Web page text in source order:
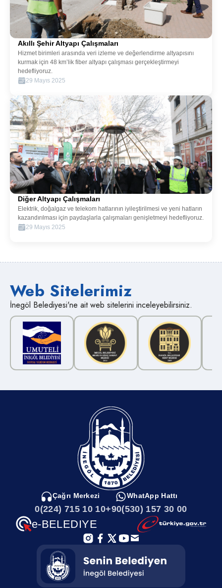
Akıllı Şehir Altyapı Çalışmaları
Hizmet birimleri arasında veri izleme ve değerlendirme altyapısını
kurmak için 48 km’lik fiber altyapı çalışması gerçekleştirmeyi
hedefliyoruz.
29 Mayıs 2025
Alt Yapi
Diğer Altyapı Çalışmaları
Elektrik, doğalgaz ve telekom hatlarının iyileştirilmesi ve yeni hatların
kazandırılması için paydaşlarla çalışmaları genişletmeyi hedefliyoruz.
29 Mayıs 2025
Web Sitelerimiz
İnegöl Belediyesi'ne ait web sitelerini inceleyebilirsiniz.
Çağrı Merkezi
0(224) 715 10 10
WhatApp Hattı
+90(530) 157 30 00
e-BELEDIYE